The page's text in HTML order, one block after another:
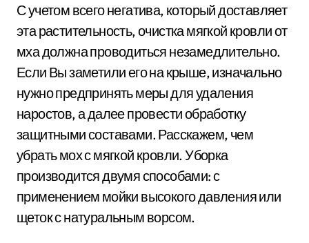
С учетом всего негатива, который доставляет
эта растительность, очистка мягкой кровли от
мха должна проводиться незамедлительно.
Если Вы заметили его на крыше, изначально
нужно предпринять меры для удаления
наростов, а далее провести обработку
защитными составами. Расскажем, чем
убрать мох с мягкой кровли. Уборка
производится двумя способами: с
применением мойки высокого давления или
щеток с натуральным ворсом.